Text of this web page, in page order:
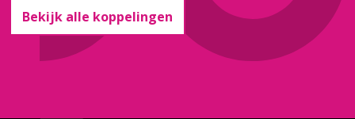
Bekijk alle koppelingen